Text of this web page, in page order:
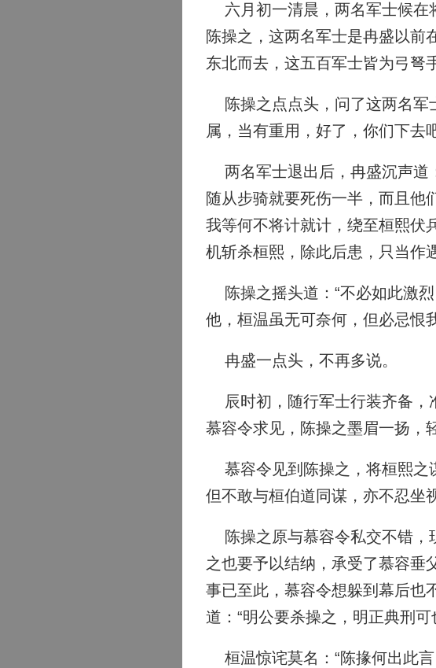
六月初一清晨，两名军士候在
陈操之，这两名军士是冉盛以前
东北而去，这五百军士皆为弓弩
陈操之点点头，问了这两名军
属，当有重用，好了，你们下去
两名军士退出后，冉盛沉声道
随从步骑就要死伤一半，而且他
我等何不将计就计，绕至桓熙伏
机斩杀桓熙，除此后患，只当作
陈操之摇头道：“不必如此激
他，桓温虽无可奈何，但必忌恨
冉盛一点头，不再多说。
辰时初，随行军士行装齐备，
慕容令求见，陈操之墨眉一扬，
慕容令见到陈操之，将桓熙之
但不敢与桓伯道同谋，亦不忍坐
陈操之原与慕容令私交不错，
之也要予以结纳，承受了慕容垂
事已至此，慕容令想躲到幕后也
道：“明公要杀操之，明正典刑
桓温惊诧莫名：“陈掾何出此言